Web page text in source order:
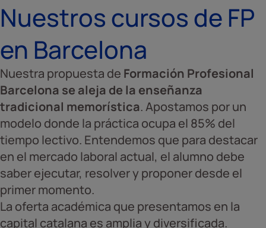
Nuestros cursos de FP
en Barcelona
Nuestra propuesta de Formación Profesional
Barcelona se aleja de la enseñanza
tradicional memorística. Apostamos por un
modelo donde la práctica ocupa el 85% del
tiempo lectivo. Entendemos que para destacar
en el mercado laboral actual, el alumno debe
saber ejecutar, resolver y proponer desde el
primer momento.
La oferta académica que presentamos en la
capital catalana es amplia y diversificada.